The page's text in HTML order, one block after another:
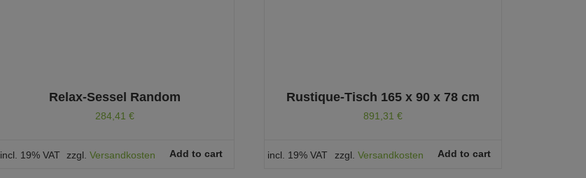
Relax-Sessel Random
284,41€
incl. 19% VAT zzgl.Versandkosten Add to cart
Rustique-Tisch 165 x 90 x 78 cm
891,31 €
incl. 19% VAT zzgl. Versandkosten Add to cart